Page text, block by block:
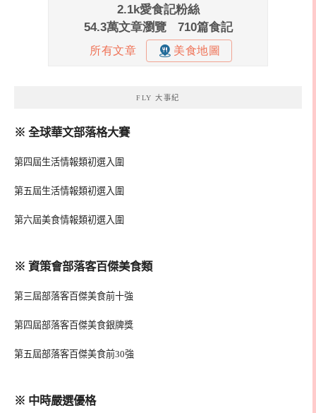
FLY 大事紀
※ 全球華文部落格大賽
第四屆生活情報類初選入圍
第五屆生活情報類初選入圍
第六屆美食情報類初選入圍
※ 資策會部落客百傑美食類
第三屆部落客百傑美食前十強
第四屆部落客百傑美食銀牌獎
第五屆部落客百傑美食前30強
※ 中時嚴選優格